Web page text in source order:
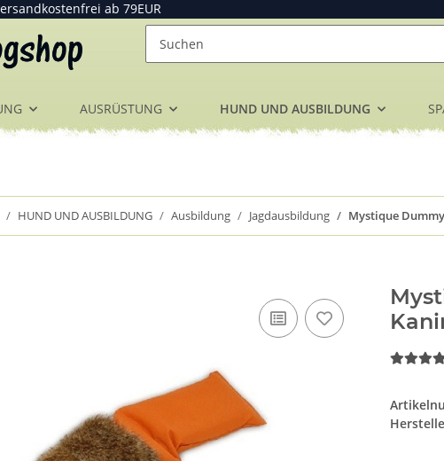
ab 79EUR
AUSRÜSTUNG HUND UND AUSBILDUNG
HUND UND AUSBILDUNG Ausbildung Jagdausbildung Mystique